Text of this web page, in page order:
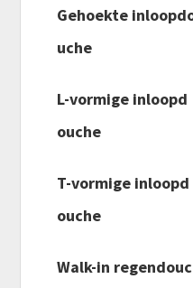
Gehoekte
uche
L-vormige inloopd
ouche
T-vormige inloopd
ouche
Walk-in regendouc